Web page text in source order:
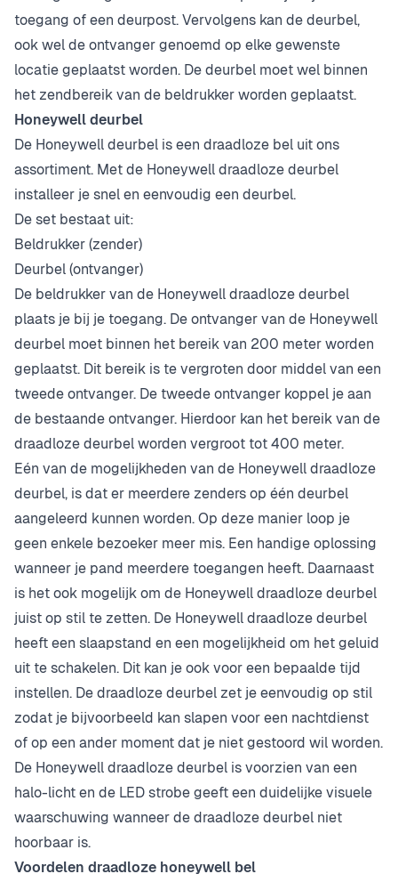
toegang of een deurpost. Vervolgens kan de deurbel,
ook wel de ontvanger genoemd op elke gewenste
locatie geplaatst worden. De deurbel moet wel binnen
het zendbereik van de beldrukker worden geplaatst.
Honeywell deurbel
De Honeywell deurbel is een draadloze bel uit ons
assortiment. Met de Honeywell draadloze deurbel
installeer je snel en eenvoudig een deurbel.
De set bestaat uit:
Beldrukker (zender)
Deurbel (ontvanger)
De beldrukker van de Honeywell draadloze deurbel
plaats je bij je toegang. De ontvanger van de Honeywell
deurbel moet binnen het bereik van 200 meter worden
geplaatst. Dit bereik is te vergroten door middel van een
tweede ontvanger. De tweede ontvanger koppel je aan
de bestaande ontvanger. Hierdoor kan het bereik van de
draadloze deurbel worden vergroot tot 400 meter.
Eén van de mogelijkheden van de Honeywell draadloze
deurbel, is dat er meerdere zenders op één deurbel
aangeleerd kunnen worden. Op deze manier loop je
geen enkele bezoeker meer mis. Een handige oplossing
wanneer je pand meerdere toegangen heeft. Daarnaast
is het ook mogelijk om de Honeywell draadloze deurbel
juist op stil te zetten. De Honeywell draadloze deurbel
heeft een slaapstand en een mogelijkheid om het geluid
uit te schakelen. Dit kan je ook voor een bepaalde tijd
instellen. De draadloze deurbel zet je eenvoudig op stil
zodat je bijvoorbeeld kan slapen voor een nachtdienst
of op een ander moment dat je niet gestoord wil worden.
De Honeywell draadloze deurbel is voorzien van een
halo-licht en de LED strobe geeft een duidelijke visuele
waarschuwing wanneer de draadloze deurbel niet
hoorbaar is.
Voordelen draadloze honeywell bel